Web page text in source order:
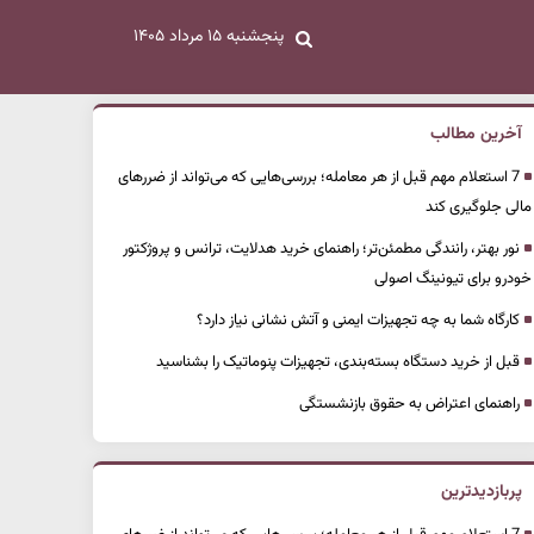
پنجشنبه ۱۵ مرداد ۱۴۰۵
آخرین مطالب
7 استعلام مهم قبل از هر معامله؛ بررسی‌هایی که می‌تواند از ضررهای
مالی جلوگیری کند
نور بهتر، رانندگی مطمئن‌تر؛ راهنمای خرید هدلایت، ترانس و پروژکتور
خودرو برای تیونینگ اصولی
کارگاه شما به چه تجهیزات ایمنی و آتش نشانی نیاز دارد؟
قبل از خرید دستگاه بسته‌بندی، تجهیزات پنوماتیک را بشناسید
راهنمای اعتراض به حقوق بازنشستگی
پربازدیدترین